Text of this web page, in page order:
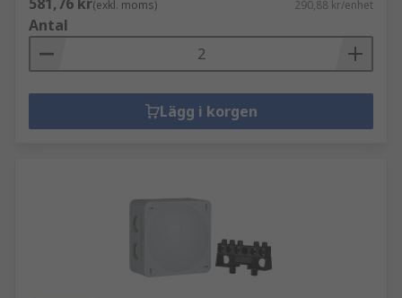
(exkl. moms) 290,88 kr/enhet
Antal
Lägg i korgen